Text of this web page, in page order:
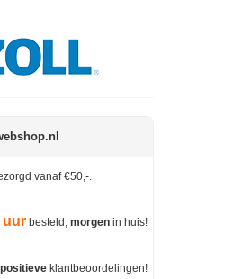
vanaf €50,-.
uurbesteld, morgenin huis!
positieveklantbeoordelingen!